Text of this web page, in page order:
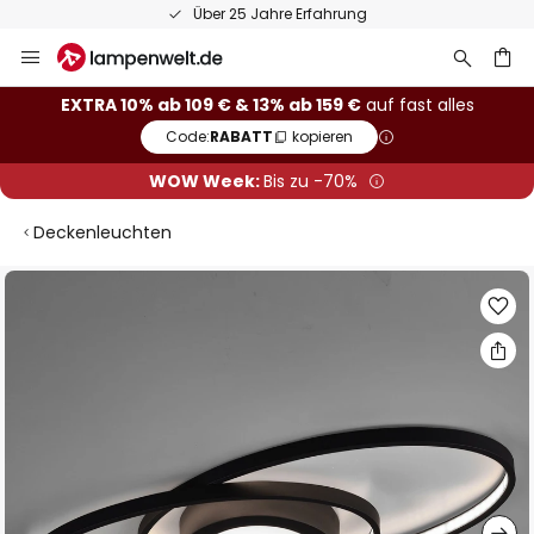
Über 25 Jahre Erfahrung
Inhalt
springen
EXTRA 10% ab 109 € & 13% ab 159 €auf fast alles
Code:RABATT kopieren
WOW Week:Bis zu -70%
Deckenleuchten
Zum